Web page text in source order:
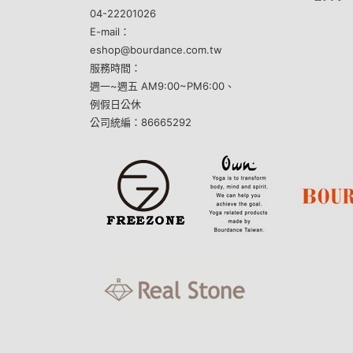
04-22201026
E-mail：
eshop@bourdance.com.tw
服務時間：
週一~週五 AM9:00~PM6:00、
例假日公休
公司統編：86665292